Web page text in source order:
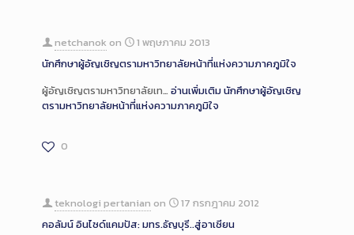
netchanok on
1 พฤษภาคม 2013
นักศึกษาผู้อัญเชิญตรามหาวิทยาลัยหน้าที่แห่งความภาคภูมิใจ
ผู้อัญเชิญตรามหาวิทยาลัยเท… อ่านเพิ่มเติมนักศึกษาผู้อัญเชิญ
ตรามหาวิทยาลัยหน้าที่แห่งความภาคภูมิใจ
0
teknologi pertanian on
17 กรกฎาคม 2012
คอลัมน์ อินไซด์แคมปัส: มทร.ธัญบุรี..สู่อาเซียน